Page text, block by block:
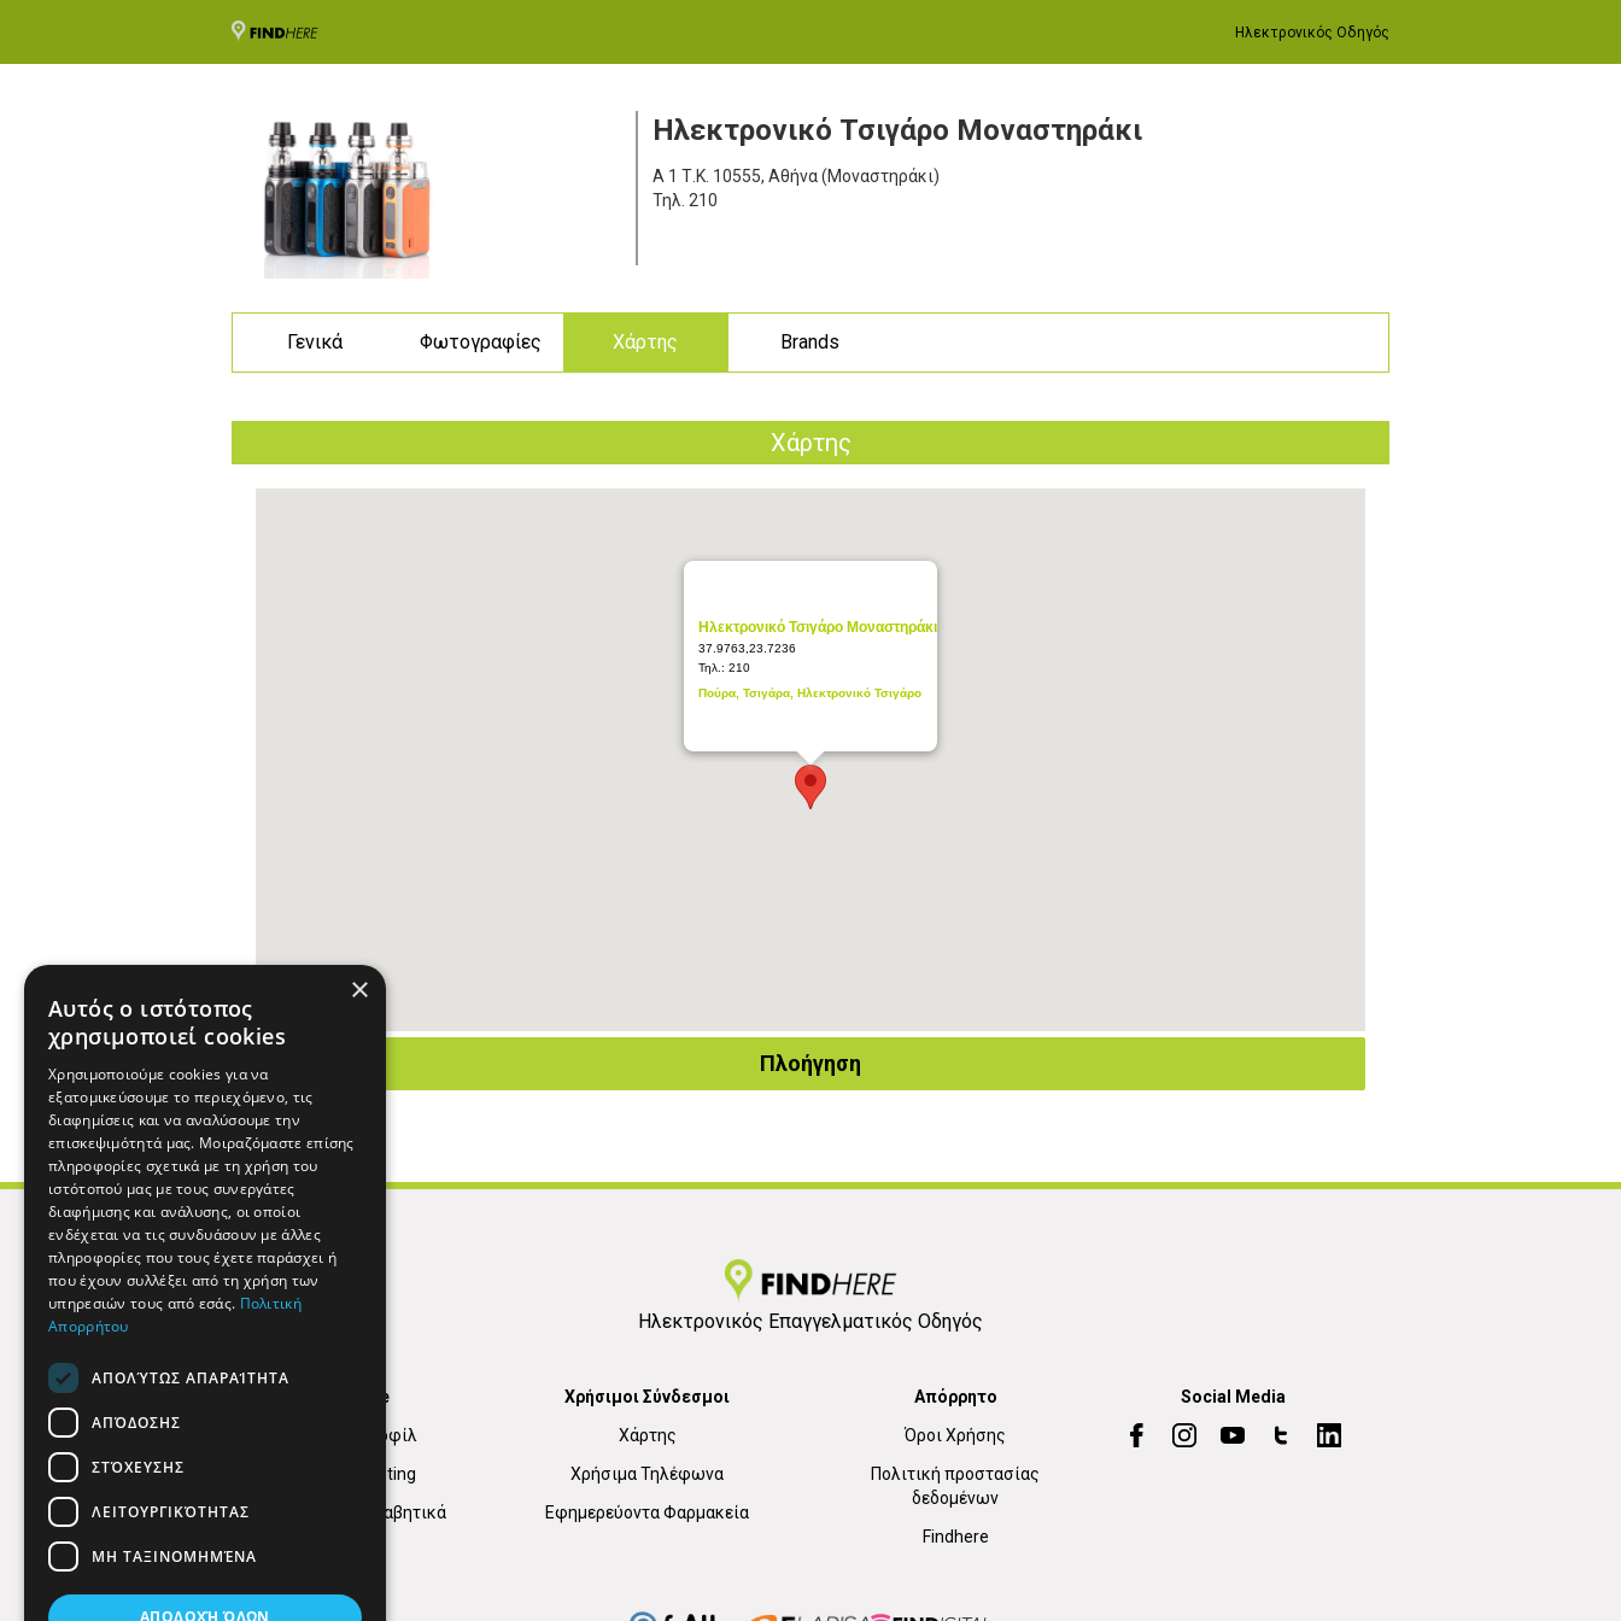
Ηλεκτρονικός Οδηγός
Ηλεκτρονικό Τσιγάρο Μοναστηράκι
Α 1 Τ.Κ. 10555, Αθήνα (Μοναστηράκι)
Τηλ. 210
Γενικά Φωτογραφίες Χάρτης Brands
Χάρτης
Ηλεκτρονικό Τσιγάρο Μοναστηράκι
37.9763,23.7236
Τηλ.: 210
Πούρα, Τσιγάρα, Ηλεκτρονικό Τσιγάρο
Πλοήγηση
Ηλεκτρονικός Επαγγελματικός Οδηγός
Find Here
Εταιρικό Προφίλ
Digital marketing
Κατηγορίες Αλφαβητικά
Χρήσιμοι Σύνδεσμοι
Χάρτης
Χρήσιμα Τηλέφωνα
Εφημερεύοντα Φαρμακεία
Απόρρητο
Όροι Χρήσης
Πολιτική προστασίας
δεδομένων
Findhere
Social Media
×
Αυτός ο ιστότοπος
χρησιμοποιεί cookies
Χρησιμοποιούμε cookies για να
εξατομικεύσουμε το περιεχόμενο, τις
διαφημίσεις και να αναλύσουμε την
επισκεψιμότητά μας. Μοιραζόμαστε επίσης
πληροφορίες σχετικά με τη χρήση του
ιστότοπού μας με τους συνεργάτες
διαφήμισης και ανάλυσης, οι οποίοι
ενδέχεται να τις συνδυάσουν με άλλες
πληροφορίες που τους έχετε παράσχει ή
που έχουν συλλέξει από τη χρήση των
υπηρεσιών τους από εσάς. Πολιτική
Απορρήτου
ΑΠΟΛΎΤΩΣ ΑΠΑΡΑΊΤΗΤΑ
ΑΠΌΔΟΣΗΣ
ΣΤΌΧΕΥΣΗΣ
ΛΕΙΤΟΥΡΓΙΚΌΤΗΤΑΣ
ΜΗ ΤΑΞΙΝΟΜΗΜΈΝΑ
ΑΠΟΔΟΧΉ ΌΛΩΝ